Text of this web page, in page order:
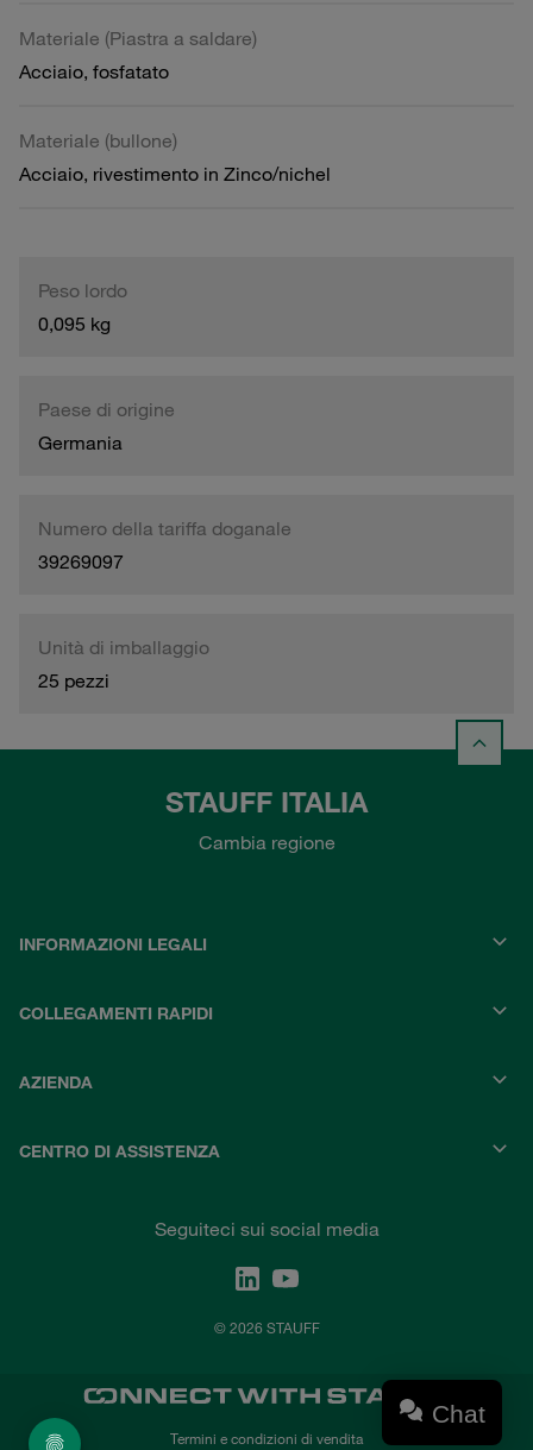
Materiale (Piastra a saldare)
Acciaio, fosfatato
Materiale (bullone)
Acciaio, rivestimento in Zinco/nichel
Peso lordo
0,095 kg
Paese di origine
Germania
Numero della tariffa doganale
39269097
Unità di imballaggio
25 pezzi
STAUFF ITALIA
Cambia regione
INFORMAZIONI LEGALI
COLLEGAMENTI RAPIDI
AZIENDA
CENTRO DI ASSISTENZA
Seguiteci sui social media
© 2026 STAUFF
Termini e condizioni di vendita
Chat